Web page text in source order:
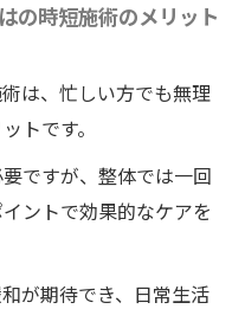
の時短施術のメリット
は、忙しい方でも無理
トです。
ですが、整体では一回
ントで効果的なケアを
が期待でき、日常生活